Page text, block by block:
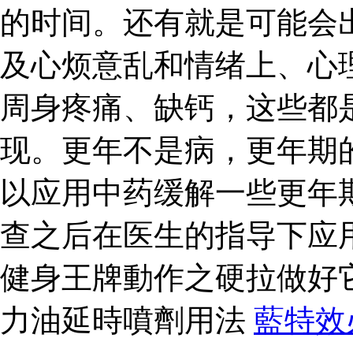
的时间。还有就是可能
及心烦意乱和情绪上、
周身疼痛、缺钙，这些
现。更年不是病，更年期
以应用中药缓解一些更
查之后在医生的指导下
健身王牌動作之硬拉做好
力油延時噴劑用法 藍特